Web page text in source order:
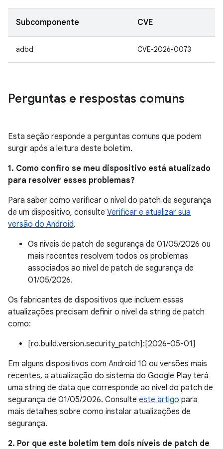
Subcomponente CVE
adbd CVE-2026-0073
Perguntas e respostas comuns
Esta seção responde a perguntas comuns que podem
surgir após a leitura deste boletim.
1. Como confiro se meu dispositivo está atualizado
para resolver esses problemas?
Para saber como verificar o nível do patch de segurança
de um dispositivo, consulte Verificar e atualizar sua
versão do Android.
Os níveis de patch de segurança de 01/05/2026 ou
mais recentes resolvem todos os problemas
associados ao nível de patch de segurança de
01/05/2026.
Os fabricantes de dispositivos que incluem essas
atualizações precisam definir o nível da string de patch
como:
[ro.build.version.security_patch]:[2026-05-01]
Em alguns dispositivos com Android 10 ou versões mais
recentes, a atualização do sistema do Google Play terá
uma string de data que corresponde ao nível do patch de
segurança de 01/05/2026. Consulte este artigo para
mais detalhes sobre como instalar atualizações de
segurança.
2. Por que este boletim tem dois níveis de patch de